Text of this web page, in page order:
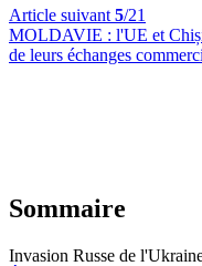
Article suivant 5/21
MOLDAVIE : l'UE et
de leurs échanges
Sommaire
Invasion Russe de